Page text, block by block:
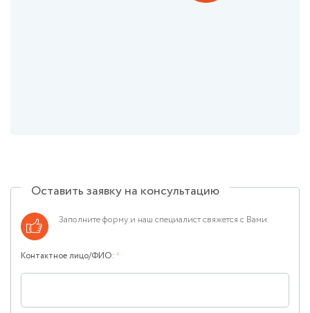
Оставить заявку на консультацию
Заполните форму и наш специалист свяжется с Вами
Контактное лицо/ФИО: *